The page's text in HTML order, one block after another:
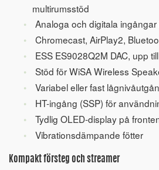
multirumsstöd
Analoga och digitala ingångar
Chromecast, AirPlay2,
ESS ES9028Q2M DAC, upp
Stöd för WiSA Wireless
Variabel eller fast
HT-ingång (SSP) för
Tydlig OLED-display på
Vibrationsdämpande fötter
Kompakt försteg och streamer